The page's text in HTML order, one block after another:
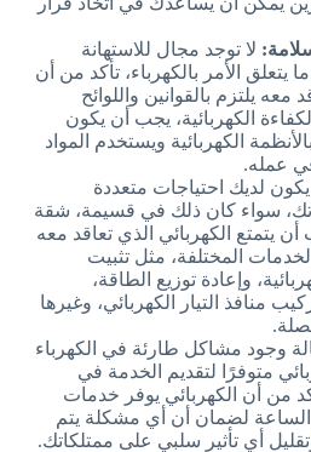
لا توجد مجال للاستهانة
يتعلق الأمر بالكهرباء، تأكد من أن
معه يلتزم بالقوانين واللوائح
الكهربائية، يجب أن يكون
الكهربائية ويستخدم المواد
عمله.
لديك احتياجات متعددة
سواء كان ذلك في قسيمة، شقة
يتمتع الكهربائي الذي تعاقد معه
المختلفة، مثل تثبيت
وإعادة توزيع الطاقة،
منافذ التيار الكهربائي، وغيرها
وجود مشاكل طارئة في الكهرباء
متوفرًا لتقديم الخدمة في
من أن الكهربائي يوفر خدمات
لضمان أن أي مشكلة يتم
أي تأثير سلبي على ممتلكاتك.